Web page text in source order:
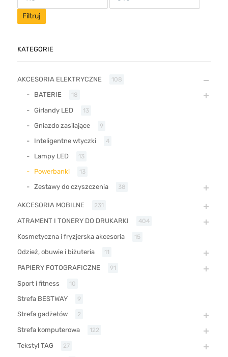
Filtruj
KATEGORIE
AKCESORIA ELEKTRYCZNE 108
BATERIE 18
Girlandy LED 13
Gniazdo zasilające 9
Inteligentne wtyczki 4
Lampy LED 13
Powerbanki 13
Zestawy do czyszczenia 38
AKCESORIA MOBILNE 231
ATRAMENT I TONERY DO DRUKARKI 404
Kosmetyczna i fryzjerska akcesoria 15
Odzież, obuwie i biżuteria 11
PAPIERY FOTOGRAFICZNE 91
Sport i fitness 10
Strefa BESTWAY 9
Strefa gadżetów 2
Strefa komputerowa 122
Tekstyl TAG 27